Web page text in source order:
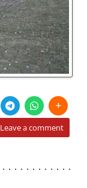
Leave a comment